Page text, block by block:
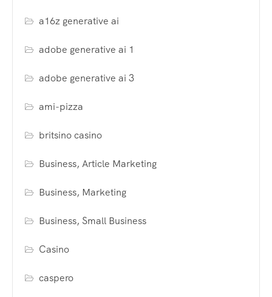
a16z generative ai
adobe generative ai 1
adobe generative ai 3
ami-pizza
britsino casino
Business, Article Marketing
Business, Marketing
Business, Small Business
Casino
caspero